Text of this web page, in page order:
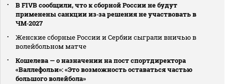
В FIVB сообщили, что к сборной России не будут
применены санкции из‑за решения не участвовать в
ЧМ‑2027
Женские сборные России и Сербии сыграли вничью в
волейбольном матче
Кошелева — о назначении на пост спортдиректора
«Валлефольи»: «Это возможность оставаться частью
большого волейбола»